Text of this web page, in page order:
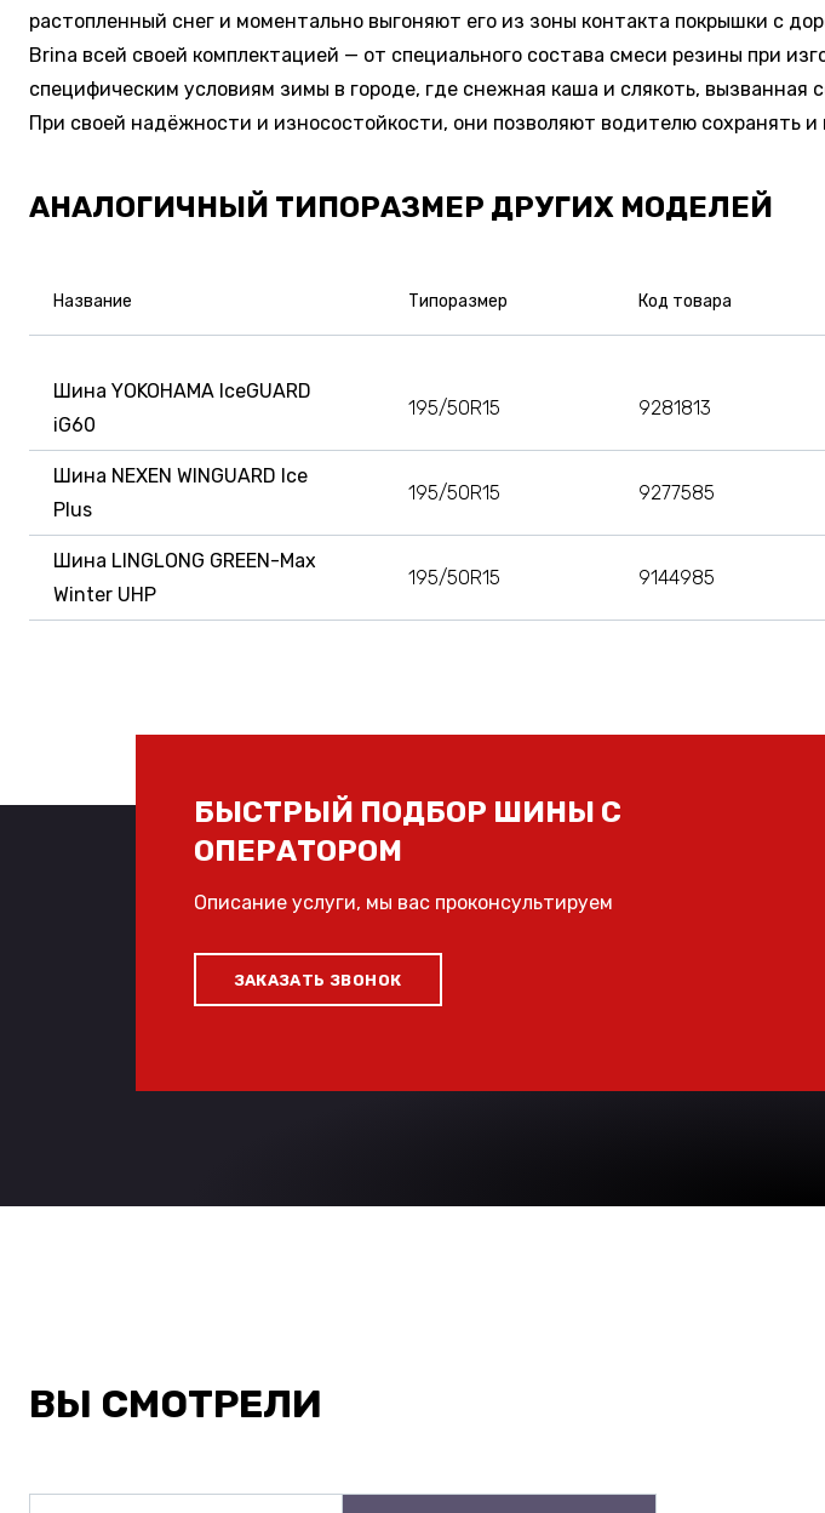
растопленный снег и моментально выгоняют его из зоны контакта покрышки с
Brina всей своей комплектацией — от специального состава смеси резины при
специфическим условиям зимы в городе, где снежная каша и слякоть,
При своей надёжности и износостойкости, они позволяют водителю сохранять
АНАЛОГИЧНЫЙ ТИПОРАЗМЕР ДРУГИХ МОДЕЛЕЙ
Название Типоразмер Код товара
Шина YOKOHAMA IceGUARD
iG60
195/50R15 9281813
Шина NEXEN WINGUARD Ice
Plus
195/50R15 9277585
Шина LINGLONG GREEN-Max
Winter UHP
195/50R15 9144985
БЫСТРЫЙ ПОДБОР ШИНЫ С
ОПЕРАТОРОМ
Описание услуги, мы вас проконсультируем
ЗАКАЗАТЬ ЗВОНОК
ВЫ СМОТРЕЛИ